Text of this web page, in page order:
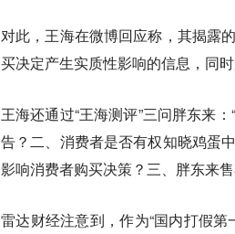
对此，王海在微博回应称，其揭露
买决定产生实质性影响的信息，同
王海还通过“王海测评”三问胖东来
告？二、消费者是否有权知晓鸡蛋
影响消费者购买决策？三、胖东来
雷达财经注意到，作为“国内打假